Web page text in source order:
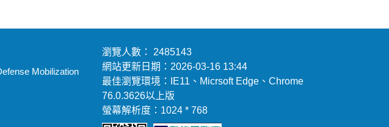
Mobilization
瀏覽人數： 2485143
網站更新日期：2026-03-16 13:44
最佳瀏覽環境：IE11、Micrsoft Edge、Chrome
76.0.3626以上版
螢幕解析度：1024 * 768